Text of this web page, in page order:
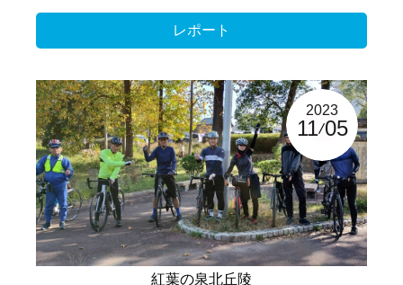
レポート
2023
11 05
紅葉の泉北丘陵